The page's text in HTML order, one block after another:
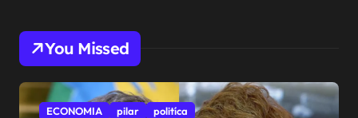
You Missed
ECONOMIA pilar politíca